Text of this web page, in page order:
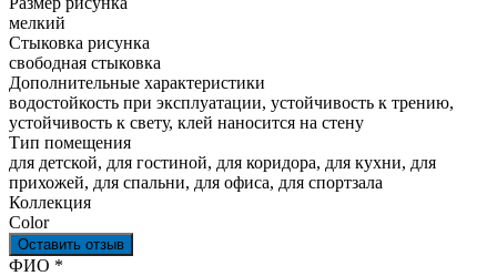
мелкий
Стыковка рисунка
свободная стыковка
Дополнительные характеристики
водостойкость при эксплуатации, устойчивость к трению,
устойчивость к свету, клей наносится на стену
Тип помещения
для детской, для гостиной, для коридора, для кухни, для
прихожей, для спальни, для офиса, для спортзала
Коллекция
Color
Оставить отзыв
Ваш отзыв был отправлен!
ФИО *